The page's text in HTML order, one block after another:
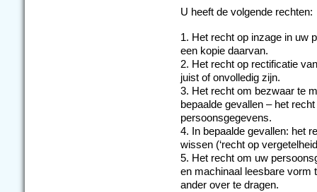
U heeft de volgende rechten:
Het recht op inzage in uw
een kopie daarvan.
Het recht op rectificatie
juist of onvolledig zijn.
Het recht om bezwaar te
bepaalde gevallen – het
persoonsgegevens.
In bepaalde gevallen: het
wissen (‘recht op
Het recht om uw
en machinaal leesbare vorm
ander over te dragen.